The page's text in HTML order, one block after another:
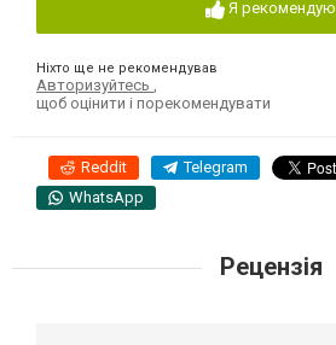
Я рекомендую
Ніхто ще не рекомендував
Авторизуйтесь
щоб оцінити і порекомендувати
Reddit Telegram
WhatsApp
Рецензія